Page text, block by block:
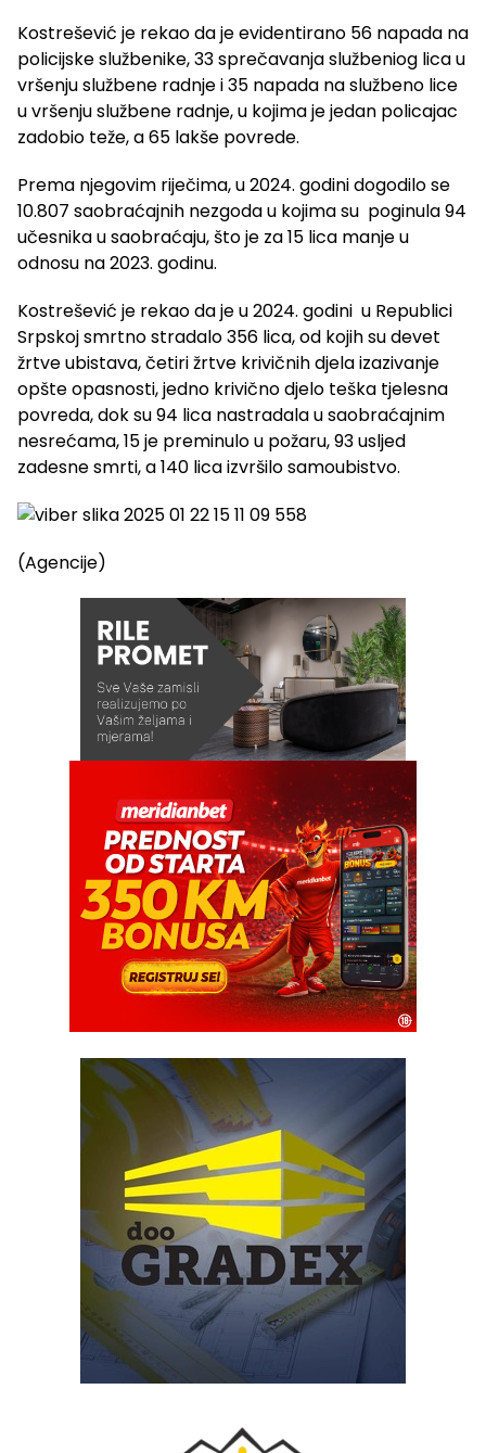
Kostrešević je rekao da je evidentirano 56 napada na
policijske službenike, 33 sprečavanja službeniog lica u
vršenju službene radnje i 35 napada na službeno lice
u vršenju službene radnje, u kojima je jedan policajac
zadobio teže, a 65 lakše povrede.
Prema njegovim riječima, u 2024. godini dogodilo se
10.807 saobraćajnih nezgoda u kojima su poginula 94
učesnika u saobraćaju, što je za 15 lica manje u
odnosu na 2023. godinu.
Kostrešević je rekao da je u 2024. godini u Republici
Srpskoj smrtno stradalo 356 lica, od kojih su devet
žrtve ubistava, četiri žrtve krivičnih djela izazivanje
opšte opasnosti, jedno krivično djelo teška tjelesna
povreda, dok su 94 lica nastradala u saobraćajnim
nesrećama, 15 je preminulo u požaru, 93 usljed
zadesne smrti, a 140 lica izvršilo samoubistvo.
(Agencije)